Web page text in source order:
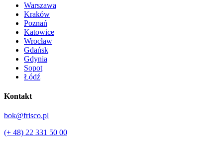
Warszawa
Kraków
Poznań
Katowice
Wrocław
Gdańsk
Gdynia
Sopot
Łódź
Kontakt
bok@frisco.pl
(+ 48) 22 331 50 00